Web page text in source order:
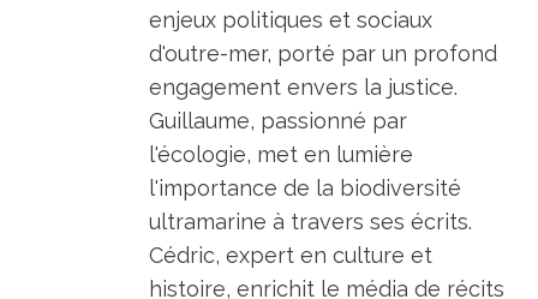
enjeux politiques et sociaux
d'outre-mer, porté par un profond
engagement envers la justice.
Guillaume, passionné par
l'écologie, met en lumière
l'importance de la biodiversité
ultramarine à travers ses écrits.
Cédric, expert en culture et
histoire, enrichit le média de récits